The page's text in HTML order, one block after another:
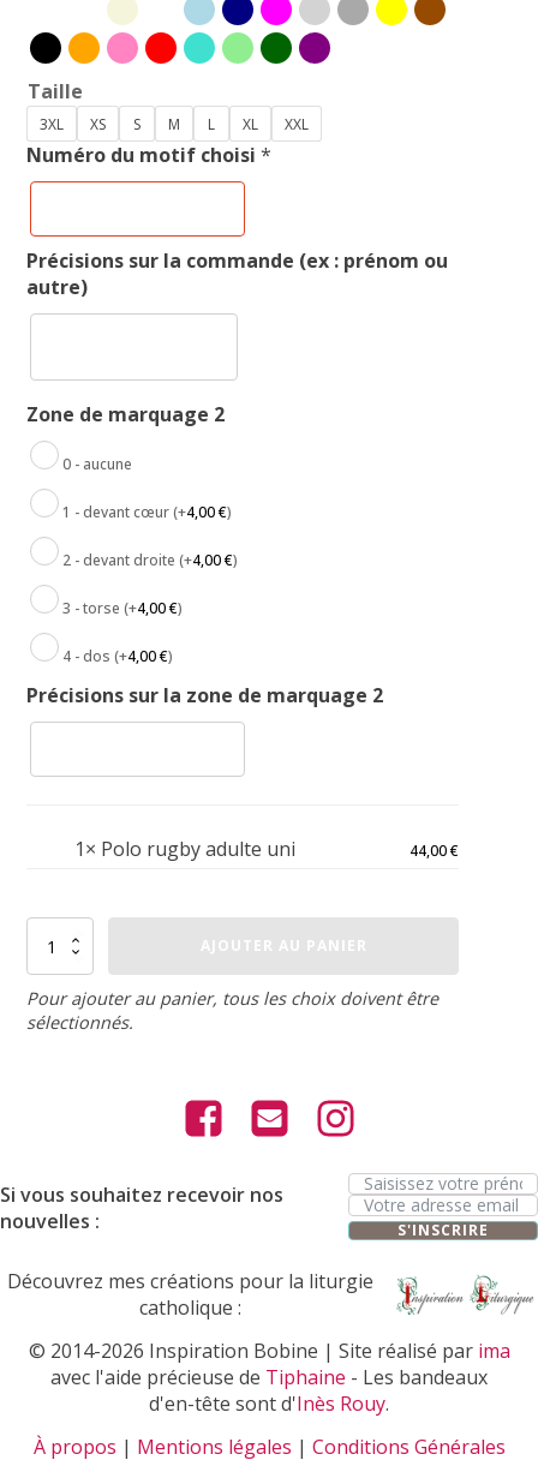
Taille
3XL XS S M L XL XXL
Numéro du motif choisi *
Précisions sur la commande (ex : prénom ou
autre)
Zone de marquage 2
0 - aucune
1 - devant cœur(+4,00€)
2 - devant droite(+4,00€)
3 - torse(+4,00€)
4 - dos(+4,00€)
Précisions sur la zone de marquage 2
1× Polo rugby adulte uni 44,00€
quantité
Polo
rugby
adulte
uni
AJOUTER AU PANIER
Pour ajouter au panier, tous les choix doivent être
sélectionnés.
Si vous souhaitez recevoir nos
nouvelles :
S'INSCRIRE
Découvrez mes créations pour la liturgie
catholique :
© 2014-2026 Inspiration Bobine | Site réalisé par ima
avec l'aide précieuse de Tiphaine - Les bandeaux
d'en-tête sont d'Inès Rouy.
À propos | Mentions légales | Conditions Générales